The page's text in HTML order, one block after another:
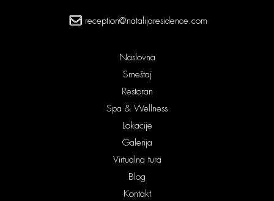
reception@natalijaresidence.com
Naslovna
Smeštaj
Restoran
Spa & Wellness
Lokacije
Galerija
Virtualna tura
Blog
Kontakt